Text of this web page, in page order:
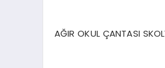
AĞIR OKUL ÇANTASI